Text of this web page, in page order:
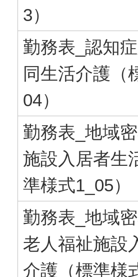
3）
勤務表_認知
同生活介護（
04）
勤務表_地域
施設入居者生
準様式1_05）
勤務表_地域
老人福祉施設
介護（標準様